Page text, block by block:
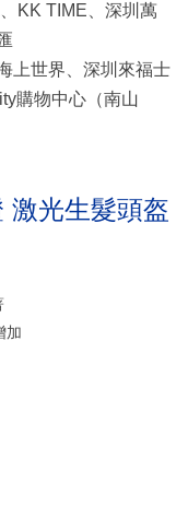
KK TIME、深圳萬
上世界、深圳來福士
購物中心（南山
激光生髮頭盔
加